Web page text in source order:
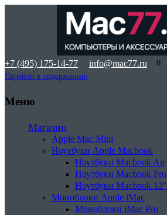
+7 (495) 175-14-77 info@mac77.ru
0
Перейти к содержанию
Меню
Магазин
Apple Mac Mini
Ноутбуки Apple Macbook
Ноутбуки Macbook Air
Ноутбуки Macbook Pro
Ноутбуки Macbook 12″
Моноблоки Apple iMac
Моноблоки iMac Pro